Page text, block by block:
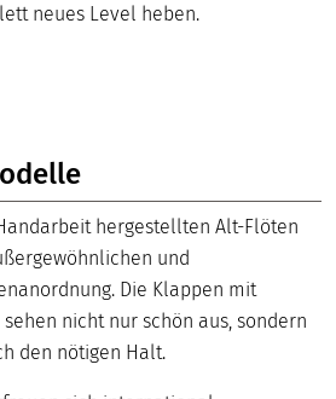
neues Level heben.
hergestellten Alt-Flöten
und
Die Klappen mit
nicht nur schön aus, sondern
den nötigen Halt.